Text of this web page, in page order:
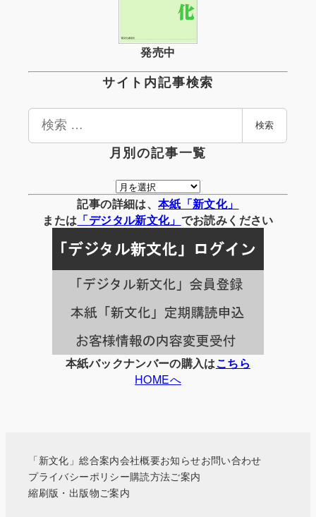
発売中
サイト内記事検索
検
検索
月別の記事一覧
月
別
の
事
一
覧
記事の詳細は、 本紙「新文化」
または 「デジタル新文化」 でお読みください
本紙バックナンバーの購入はこちら
HOMEへ
「新文化」総合案内会社概要お知らせお問い合わせ
プライバシーポリシー購読方法ご案内
縮刷版・出版物ご案内